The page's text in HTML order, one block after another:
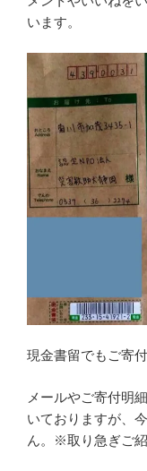
います。
現金書留でもご寄
メールやご寄付明
いておりますが、
ん。※取り急ぎご